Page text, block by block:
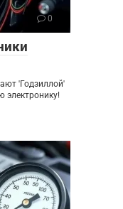
0
'Годзиллой'
электронику!